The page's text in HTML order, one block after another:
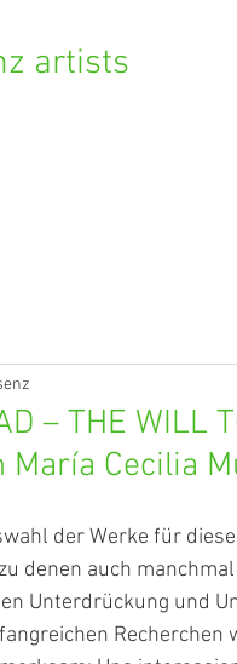
artists
– THE WILL
María Cecilia
der Werke für
denen auch
Unterdrückung und
Recherchen